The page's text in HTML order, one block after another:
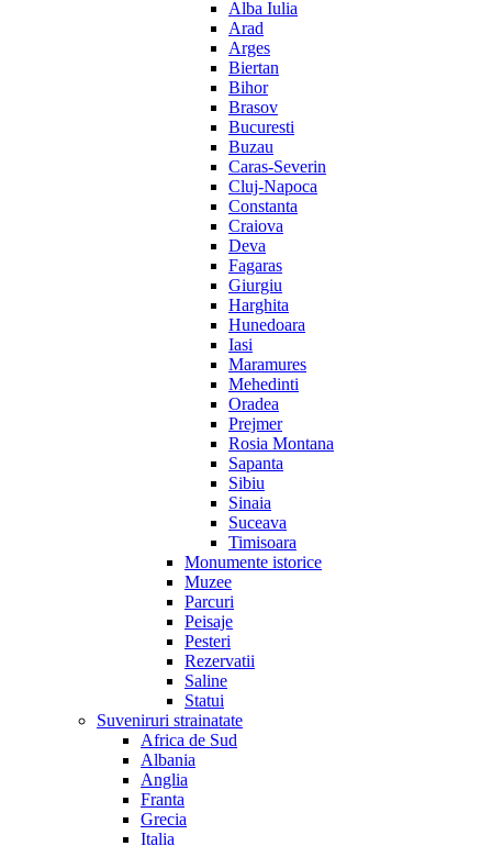
Alba Iulia
Arad
Arges
Biertan
Bihor
Brasov
Bucuresti
Buzau
Caras-Severin
Cluj-Napoca
Constanta
Craiova
Deva
Fagaras
Giurgiu
Harghita
Hunedoara
Iasi
Maramures
Mehedinti
Oradea
Prejmer
Rosia Montana
Sapanta
Sibiu
Sinaia
Suceava
Timisoara
Monumente istorice
Muzee
Parcuri
Peisaje
Pesteri
Rezervatii
Saline
Statui
Suveniruri strainatate
Africa de Sud
Albania
Anglia
Franta
Grecia
Italia